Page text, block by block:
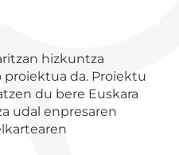
hizkuntza
proiektua da. Proiektu
du bere Euskara
udal enpresaren